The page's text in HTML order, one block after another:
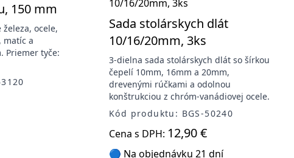
150 mm
ocele,
matíc a
Priemer tyče:
Sada stolárskych dlát
10/16/20mm, 3ks
3-dielna sada stolárskych dlát so šírkou
čepelí 10mm, 16mm a 20mm,
drevenými rúčkami a odolnou
konštrukciou z chróm-vanádiovej ocele.
Kód produktu: BGS-50240
Cena s DPH: 12,90 €
🔵 Na objednávku 21 dní